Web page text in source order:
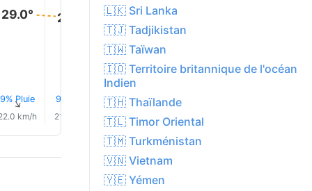
29.0°
9% Pluie
↑
km/h
29.0°
9% Pluie
21.0 km/h
28.0°
9% Pluie
↑
20.0 km/h
28.0°
9% Pluie
↑
20.0 km/h
🇱🇰 Sri Lanka
🇹🇯 Tadjikistan
🇹🇼 Taïwan
🇮🇴 Territoire britannique de l'océan
Indien
🇹🇭 Thaïlande
🇹🇱 Timor Oriental
🇹🇲 Turkménistan
🇻🇳 Vietnam
🇾🇪 Yémen